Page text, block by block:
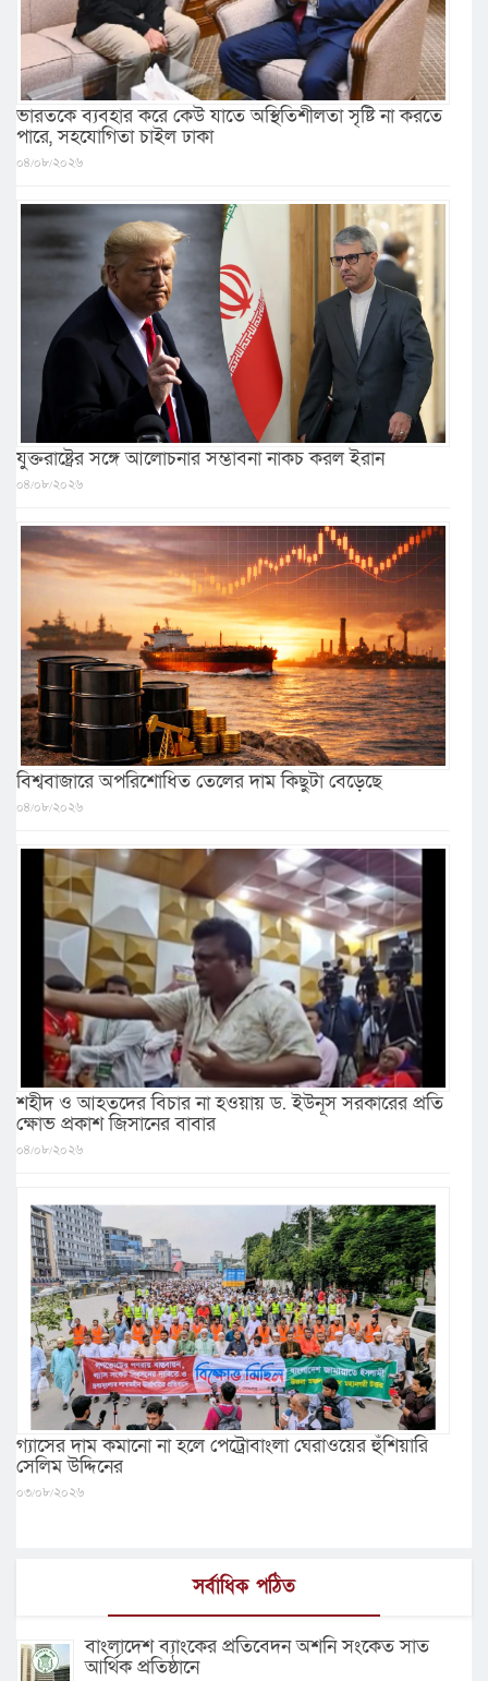
ভারতকে ব্যবহার করে কেউ যাতে অস্থিতিশীলতা সৃষ্টি না করতে
পারে, সহযোগিতা চাইল ঢাকা
০৪/০৮/২০২৬
যুক্তরাষ্ট্রের সঙ্গে আলোচনার সম্ভাবনা নাকচ করল ইরান
০৪/০৮/২০২৬
বিশ্ববাজারে অপরিশোধিত তেলের দাম কিছুটা বেড়েছে
০৪/০৮/২০২৬
শহীদ ও আহতদের বিচার না হওয়ায় ড. ইউনূস সরকারের প্রতি
ক্ষোভ প্রকাশ জিসানের বাবার
০৪/০৮/২০২৬
গ্যাসের দাম কমানো না হলে পেট্রোবাংলা ঘেরাওয়ের হুঁশিয়ারি
সেলিম উদ্দিনের
০৩/০৮/২০২৬
সর্বাধিক পঠিত
বাংলাদেশ ব্যাংকের প্রতিবেদন অশনি সংকেত সাত
আর্থিক প্রতিষ্ঠানে